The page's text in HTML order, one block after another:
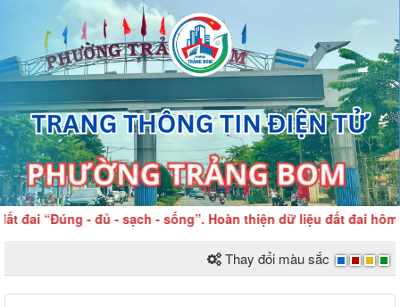
- đủ - sạch - sống”. Hoàn thiện dữ liệu đất đai hôm nay –
Thay đổi màu sắc